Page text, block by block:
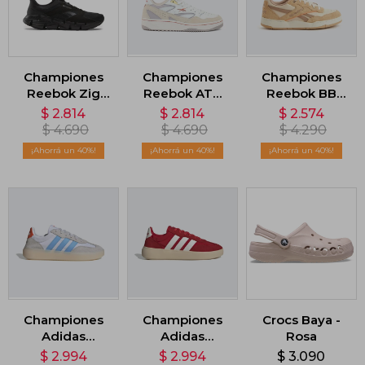
Championes
Reebok Zig
Dynamica 5 -
Negro
$ 2.814
$ 4.690
40
Championes
Reebok ATR
Chill 96 -
Beige
$ 2.814
$ 4.690
40
Championes
Reebok BB
4000 II -
Marrón
$ 2.574
$ 4.290
40
Championes
Adidas
Barreda
$ 2.994
Championes
Adidas
Barreda
$ 2.994
Crocs Baya -
Rosa
$ 3.090